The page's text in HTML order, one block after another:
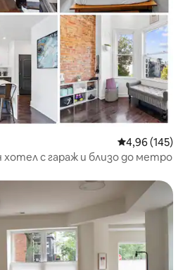
Средна
4,96 (145)
хотел с гараж и близо до метро